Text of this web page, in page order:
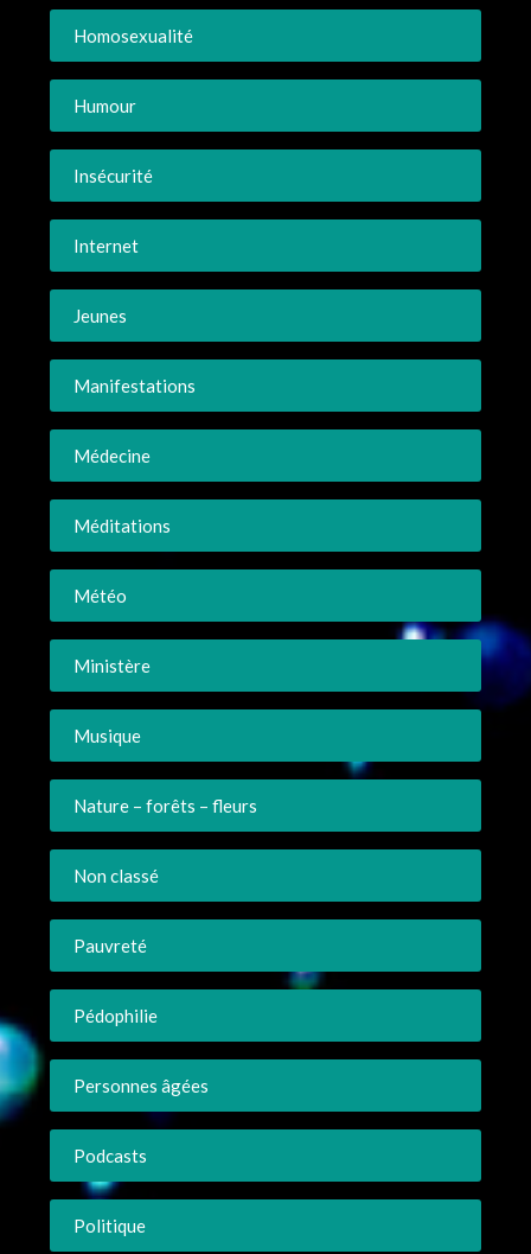
Homosexualité
Humour
Insécurité
Internet
Jeunes
Manifestations
Médecine
Méditations
Météo
Ministère
Musique
Nature – forêts – fleurs
Non classé
Pauvreté
Pédophilie
Personnes âgées
Podcasts
Politique